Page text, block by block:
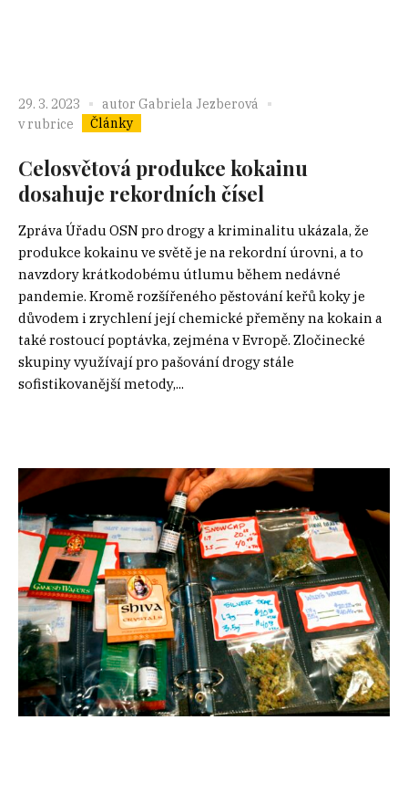
29. 3. 2023 autor Gabriela Jezberová
v rubrice
Články
Celosvětová produkce kokainu
dosahuje rekordních čísel
Zpráva Úřadu OSN pro drogy a kriminalitu ukázala, že
produkce kokainu ve světě je na rekordní úrovni, a to
navzdory krátkodobému útlumu během nedávné
pandemie. Kromě rozšířeného pěstování keřů koky je
důvodem i zrychlení její chemické přeměny na kokain a
také rostoucí poptávka, zejména v Evropě. Zločinecké
skupiny využívají pro pašování drogy stále
sofistikovanější metody,...